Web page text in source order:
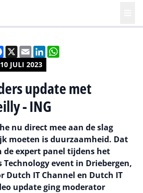
JULI 2023
Facebook
X EmailLinkedIn
update met
- ING
nu direct mee aan de slag
moeten is duurzaamheid. Dat
de expert panel tijdens het
Technology event in Driebergen,
Dutch IT Channel en Dutch IT
update ging moderator